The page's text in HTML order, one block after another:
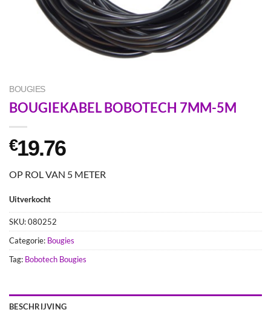
BOUGIES
BOUGIEKABEL BOBOTECH 7MM-5M
€19.76
OP ROL VAN 5 METER
Uitverkocht
SKU:080252
Categorie: Bougies
Tag: Bobotech Bougies
BESCHRIJVING